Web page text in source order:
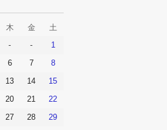
木 金
土
- -
1
6 7
8
13 14
15
20 21
22
27 28
29